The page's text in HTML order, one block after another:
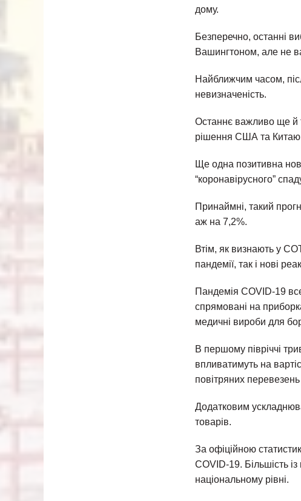
дому.
Безперечно, останні
Вашингтоном, але не
Найближчим часом,
невизначеність.
Останнє важливо ще й
рішення США та
Ще одна позитивна
“коронавірусного”
Принаймні, такий
аж на 7,2%.
Втім, як визнають у
пандемії, так і нові
Пандемія COVID-19
спрямовані на
медичні вироби для
В першому півріччі
впливатимуть на
повітряних
Додатковим
товарів.
За офіційною
COVID-19. Більшість
національному рівні.